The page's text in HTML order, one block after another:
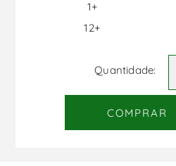
1+
12+
Quantidade:
COMPRAR